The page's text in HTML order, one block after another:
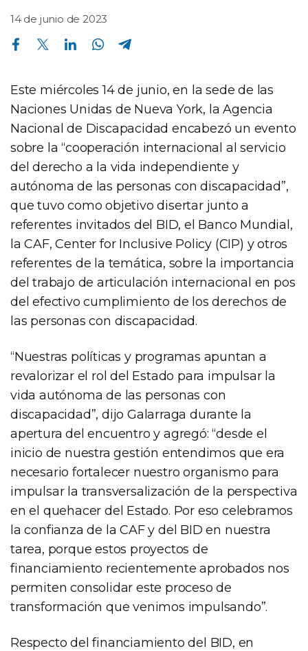
14 de junio de 2023
Compartir en Facebook Compartir en Twitter Compartir en Linkedin Compartir en Whatsapp
Este miércoles 14 de junio, en la sede de las
Naciones Unidas de Nueva York, la Agencia
Nacional de Discapacidad encabezó un evento
sobre la “cooperación internacional al servicio
del derecho a la vida independiente y
autónoma de las personas con discapacidad”,
que tuvo como objetivo disertar junto a
referentes invitados del BID, el Banco Mundial,
la CAF, Center for Inclusive Policy (CIP) y otros
referentes de la temática, sobre la importancia
del trabajo de articulación internacional en pos
del efectivo cumplimiento de los derechos de
las personas con discapacidad.
“Nuestras políticas y programas apuntan a
revalorizar el rol del Estado para impulsar la
vida autónoma de las personas con
discapacidad”, dijo Galarraga durante la
apertura del encuentro y agregó: “desde el
inicio de nuestra gestión entendimos que era
necesario fortalecer nuestro organismo para
impulsar la transversalización de la perspectiva
en el quehacer del Estado. Por eso celebramos
la confianza de la CAF y del BID en nuestra
tarea, porque estos proyectos de
financiamiento recientemente aprobados nos
permiten consolidar este proceso de
transformación que venimos impulsando”.
Respecto del financiamiento del BID, en